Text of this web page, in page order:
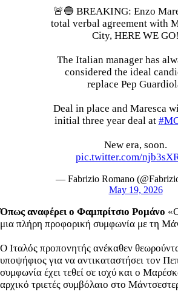
🚨🔵 BREAKING: Enzo
total verbal agreement with
City, HERE WE GO!
The Italian manager has
considered the ideal
replace Pep
Deal in place and Maresca
initial three year deal at
New era, soon.
pic.twitter.com/
— Fabrizio Romano
May 19, 2026
Όπως αναφέρει ο Φαμπρίτσιο Ρομάνο
μια πλήρη προφορική συμφωνία με τη
Ο Ιταλός προπονητής ανέκαθεν
υποψήφιος για να αντικαταστήσει τον
συμφωνία έχει τεθεί σε ισχύ και ο
αρχικό τριετές συμβόλαιο στο